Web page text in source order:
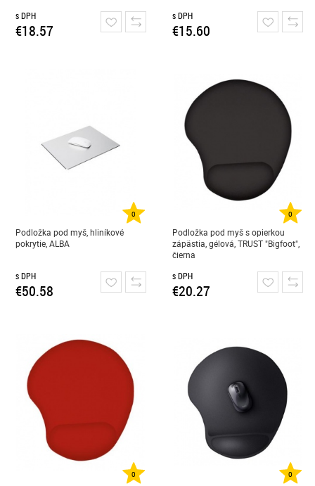
s DPH
€18.57
s DPH
€15.60
0
Podložka pod myš, hliníkové
pokrytie, ALBA
s DPH
€50.58
0
Podložka pod myš s opierkou
zápästia, gélová, TRUST "Bigfoot",
čierna
s DPH
€20.27
0 0